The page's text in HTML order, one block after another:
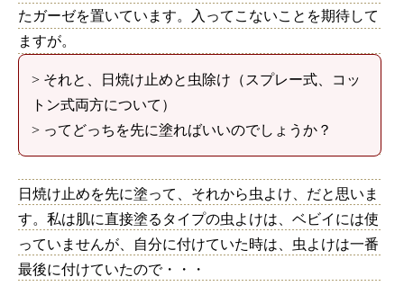
たガーゼを置いています。入ってこないことを期待して
ますが。
> それと、日焼け止めと虫除け（スプレー式、コッ
トン式両方について）
> ってどっちを先に塗ればいいのでしょうか？
日焼け止めを先に塗って、それから虫よけ、だと思いま
す。私は肌に直接塗るタイプの虫よけは、ベビイには使
っていませんが、自分に付けていた時は、虫よけは一番
最後に付けていたので・・・